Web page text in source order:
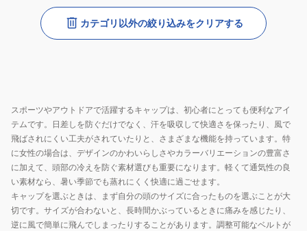
カテゴリ以外の絞り込みをクリアする
スポーツやアウトドアで活躍するキャップは、初心者にとっても便利なアイ
テムです。日差しを防ぐだけでなく、汗を吸収して快適さを保ったり、風で
飛ばされにくい工夫がされていたりと、さまざまな機能を持っています。特
に女性の場合は、デザインのかわいらしさやカラーバリエーションの豊富さ
に加えて、頭部の冷えを防ぐ素材選びも重要になります。軽くて通気性の良
い素材なら、暑い季節でも蒸れにくく快適に過ごせます。
キャップを選ぶときは、まず自分の頭のサイズに合ったものを選ぶことが大
切です。サイズが合わないと、長時間かぶっているときに痛みを感じたり、
逆に風で簡単に飛んでしまったりすることがあります。調整可能なベルトが